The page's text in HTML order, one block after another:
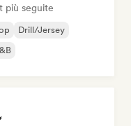
più seguite
Drill/Jersey